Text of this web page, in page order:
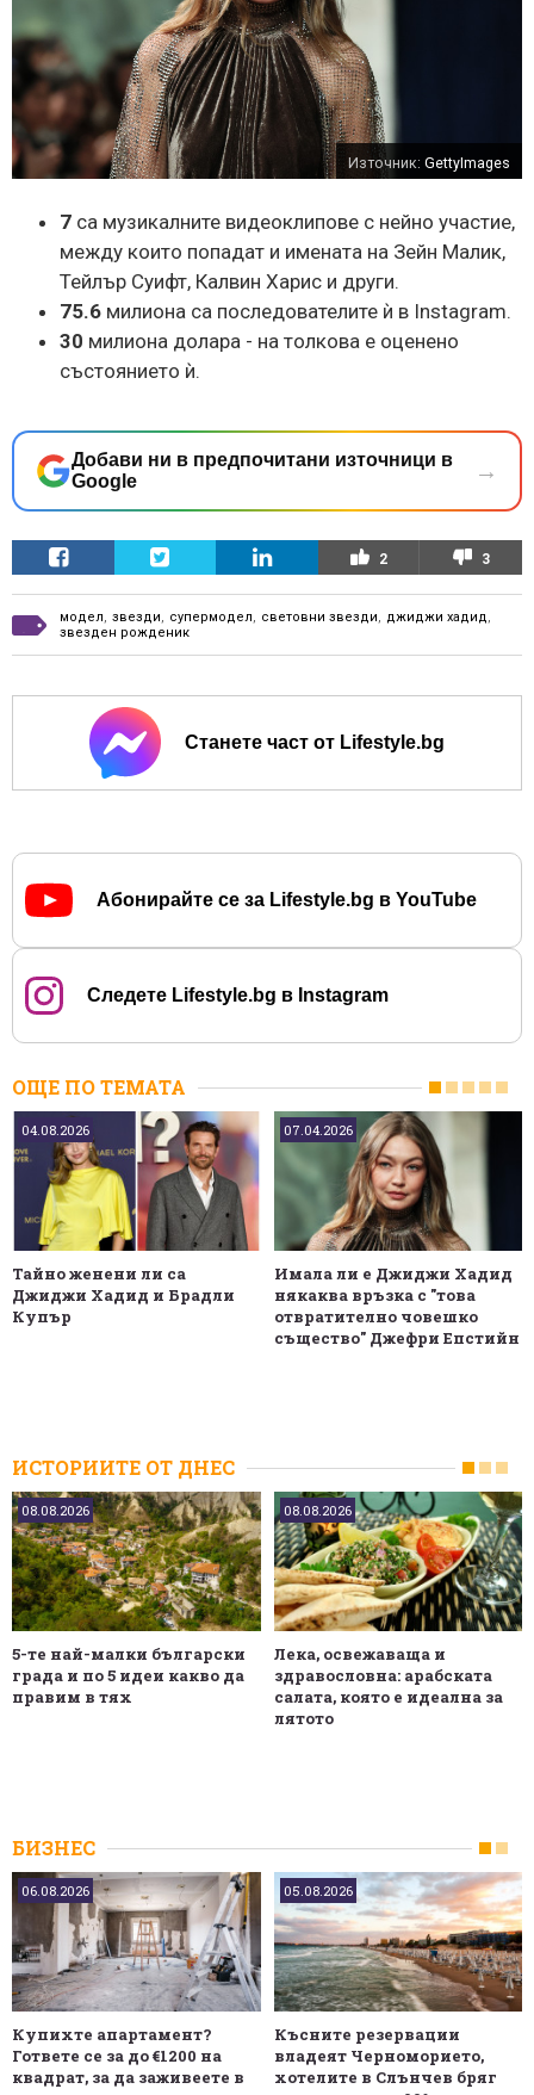
Източник: GettyImages
7 са музикалните видеоклипове с нейно участие,
между които попадат и имената на Зейн Малик,
Тейлър Суифт, Калвин Харис и други.
75.6 милиона са последователите ѝ в Instagram.
30 милиона долара - на толкова е оценено
състоянието ѝ.
Добави ни в предпочитани източници в
Google
→
2 3
модел, звезди, супермодел, световни звезди, джиджи хадид,
звезден рожденик
Станете част от Lifestyle.bg
Абонирайте се за Lifestyle.bg в YouTube
Следете Lifestyle.bg в Instagram
ОЩЕ ПО ТЕМАТА
04.08.2026
Тайно женени ли са
Джиджи Хадид и Брадли
Купър
07.04.2026
Имала ли е Джиджи Хадид
някаква връзка с "това
отвратително човешко
същество" Джефри Епстийн
ИСТОРИИТЕ ОТ ДНЕС
08.08.2026
5-те най-малки български
градa и по 5 идеи какво да
правим в тях
08.08.2026
Лека, освежаваща и
здравословна: арабската
салата, която е идеална за
лятото
БИЗНЕС
06.08.2026
Купихте апартамент?
Гответе се за до €1200 на
квадрат, за да заживеете в
05.08.2026
Късните резервации
владеят Черноморието,
хотелите в Слънчев бряг